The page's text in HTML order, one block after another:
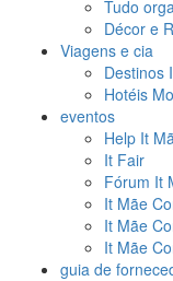
Tudo
Décor e
Viagens e cia
Destinos
Hotéis
eventos
Help It
It Fair
Fórum It
It Mãe
It Mãe
It Mãe
guia de